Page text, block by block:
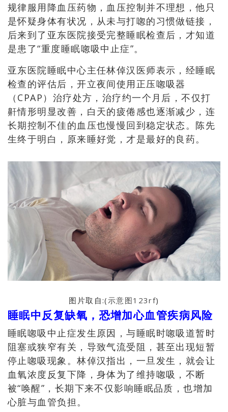
规律服用降血压药物，血压控制并不理想，他只
是怀疑身体有状况，从未与打唿的习惯做链接，
后来到了亚东医院接受完整睡眠检查后，才知道
是患了“重度睡眠唿吸中止症”。
亚东医院睡眠中心主任林倬汉医师表示，经睡眠
检查的评估后，开立夜间使用正压唿吸器
（CPAP）治疗处方，治疗约一个月后，不仅打
鼾情形明显改善，白天的疲倦感也逐渐减少，连
长期控制不佳的血压也慢慢回到稳定状态。陈先
生终于明白，原来睡好觉，才是最好的良药。
图片取自:( 示意图123rf)
睡眠中反复缺氧，恐增加心血管疾病风险
睡眠唿吸中止症发生原因，与睡眠时唿吸道暂时
阻塞或狭窄有关，导致气流受阻，甚至出现短暂
停止唿吸现象。林倬汉指出，一旦发生，就会让
血氧浓度反复下降，身体为了维持唿吸，不断
被“唤醒”，长期下来不仅影响睡眠品质，也增加
心脏与血管负担。